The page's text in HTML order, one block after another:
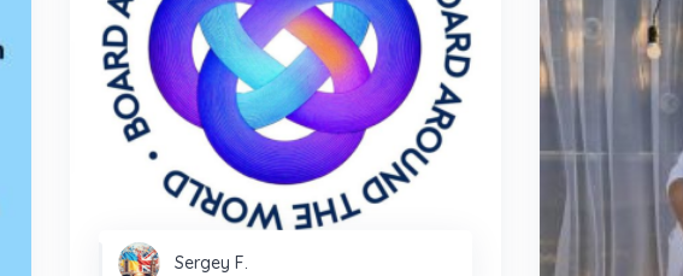
Sergey F.